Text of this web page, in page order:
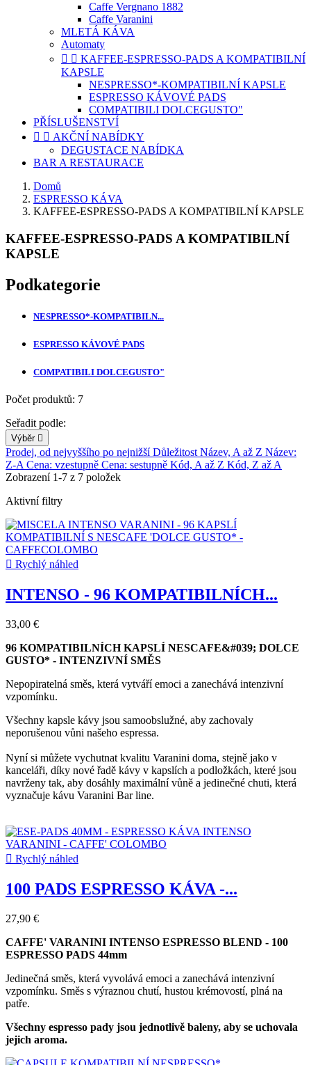
Caffe Vergnano 1882
Caffe Varanini
MLETÁ KÁVA
Automaty
  KAFFEE-ESPRESSO-PADS A KOMPATIBILNÍ
KAPSLE
NESPRESSO*-KOMPATIBILNÍ KAPSLE
ESPRESSO KÁVOVÉ PADS
COMPATIBILI DOLCEGUSTO"
PŘÍSLUŠENSTVÍ
  AKČNÍ NABÍDKY
DEGUSTACE NABÍDKA
BAR A RESTAURACE
Domů
ESPRESSO KÁVA
KAFFEE-ESPRESSO-PADS A KOMPATIBILNÍ KAPSLE
KAFFEE-ESPRESSO-PADS A KOMPATIBILNÍ
KAPSLE
Podkategorie
NESPRESSO*-KOMPATIBILN...
ESPRESSO KÁVOVÉ PADS
COMPATIBILI DOLCEGUSTO"
Počet produktů: 7
Seřadit podle:
Výběr 
Prodej, od nejvyššího po nejnižšíDůležitost Název, A až Z Název:
Z-A Cena: vzestupně Cena: sestupně Kód, A až Z Kód, Z až A
Zobrazení 1-7 z 7 položek
Aktivní filtry
 Rychlý náhled
INTENSO - 96 KOMPATIBILNÍCH...
33,00 €
96 KOMPATIBILNÍCH KAPSLÍ NESCAFE&#039; DOLCE
GUSTO* - INTENZIVNÍ SMĚS
Nepopiratelná směs, která vytváří emoci a zanechává intenzivní
vzpomínku.
Všechny kapsle kávy jsou samoobslužné, aby zachovaly
neporušenou vůni našeho espressa.
Nyní si můžete vychutnat kvalitu Varanini doma, stejně jako v
kanceláři, díky nové řadě kávy v kapslích a podložkách, které jsou
navrženy tak, aby dosáhly maximální vůně a jedinečné chuti, která
vyznačuje kávu Varanini Bar line.
 Rychlý náhled
100 PADS ESPRESSO KÁVA -...
27,90 €
CAFFE' VARANINI INTENSO ESPRESSO BLEND - 100
ESPRESSO PADS 44mm
Jedinečná směs, která vyvolává emoci a zanechává intenzivní
vzpomínku. Směs s výraznou chutí, hustou krémovostí, plná na
patře.
Všechny espresso pady jsou jednotlivě baleny, aby se uchovala
jejich aroma.